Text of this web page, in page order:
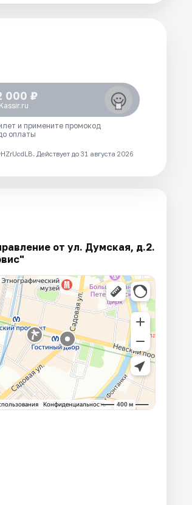
000 ₽
и примените промокод
оплаты
Действует до 31 августа 2026
от ул. Думская, д.2.